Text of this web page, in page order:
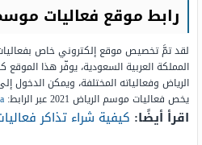
رابط موقع فعاليات موسم
المملكة العربية السعودية، يوفّر هذا
الرياض وفعالياته المختلفة، ويمكن الدخول
يخص فعاليات موسم الرياض 2021 عبر الرابط:
اقرأ أيضًا: كيفية شراء تذاكر